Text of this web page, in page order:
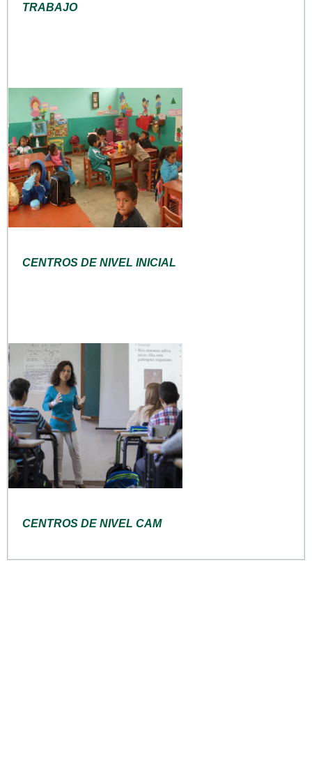
TRABAJO
CENTROS DE NIVEL INICIAL
CENTROS DE NIVEL CAM